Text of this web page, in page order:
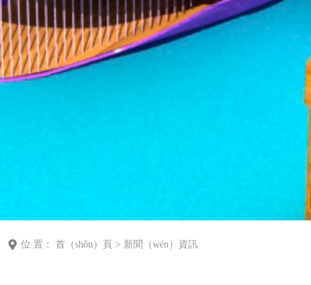
位 置： 首（shǒu）頁 > 新聞（wén）資訊